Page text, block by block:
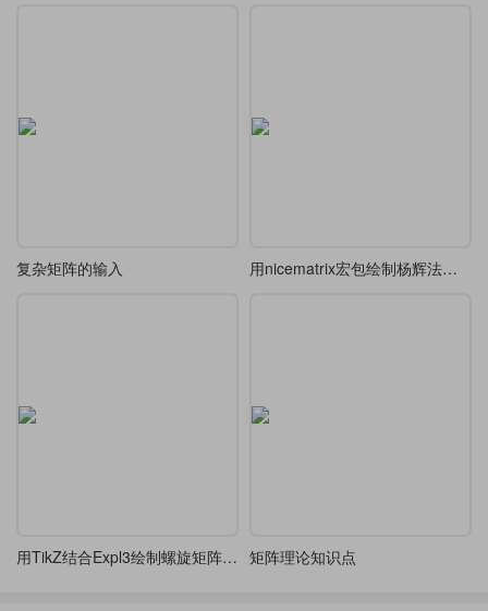
复杂矩阵的输入 用nicematrix宏包绘制杨辉法生成幻方示意图
用TikZ结合Expl3绘制螺旋矩阵遍历示意图 矩阵理论知识点